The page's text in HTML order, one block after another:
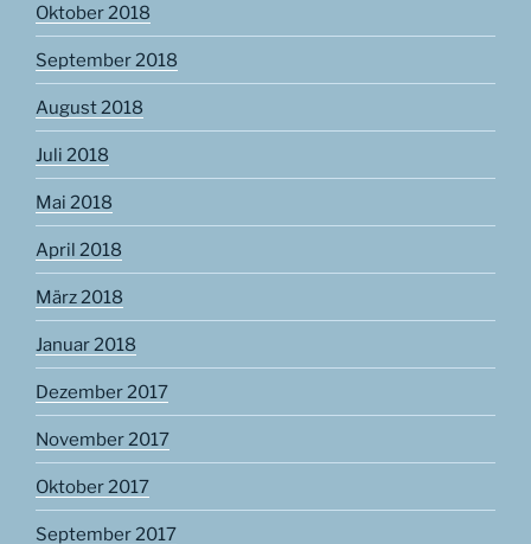
Oktober 2018
September 2018
August 2018
Juli 2018
Mai 2018
April 2018
März 2018
Januar 2018
Dezember 2017
November 2017
Oktober 2017
September 2017